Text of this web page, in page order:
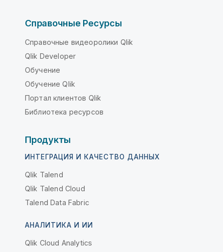
Справочные Ресурсы
Справочные видеоролики Qlik
Qlik Developer
Обучение
Обучение Qlik
Портал клиентов Qlik
Библиотека ресурсов
Продукты
ИНТЕГРАЦИЯ И КАЧЕСТВО ДАННЫХ
Qlik Talend
Qlik Talend Cloud
Talend Data Fabric
АНАЛИТИКА И ИИ
Qlik Cloud Analytics